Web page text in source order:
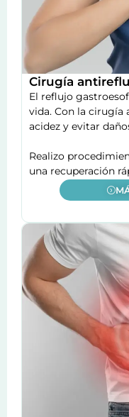
Cirugía
El reflujo
vida. Con la cirugía
acidez y evitar
Realizo
una recuperación